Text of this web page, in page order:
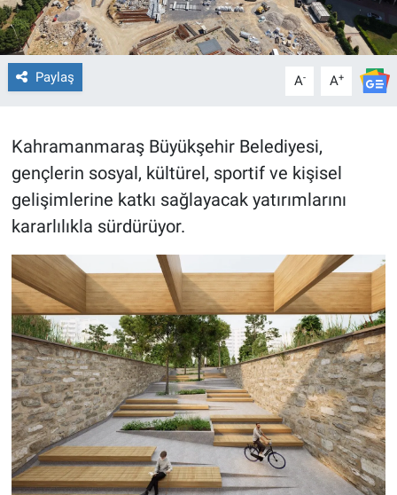
Paylaş A- A+
Kahramanmaraş Büyükşehir Belediyesi,
gençlerin sosyal, kültürel, sportif ve kişisel
gelişimlerine katkı sağlayacak yatırımlarını
kararlılıkla sürdürüyor.
ASAYİŞ
ÇEVRE
HABERDE İNSAN
EĞİTİM
BİLİM VE TEKNOLOJİ
Güvenlik
Bölge